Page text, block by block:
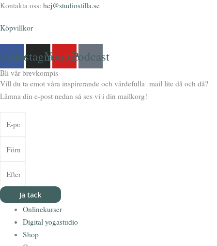
Kontakta oss: hej@studiostilla.se
Köpvillkor
InstagramYoutubePodcast
Bli vår brevkompis
Vill du ta emot våra inspirerande och värdefulla mail lite då och då?
Lämna din e-post nedan så ses vi i din mailkorg!
Ja tack
Onlinekurser
Digital yogastudio
Shop